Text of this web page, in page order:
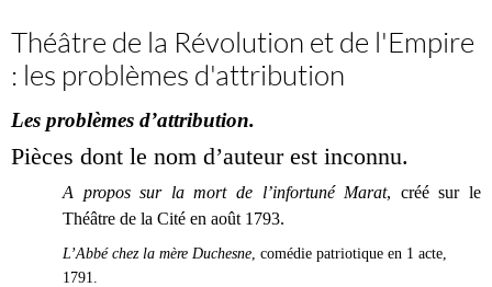
Théâtre de la Révolution et de l'Empire
: les problèmes d'attribution
Les problèmes d’attribution.
Pièces dont le nom d’auteur est inconnu.
A propos sur la mort de l’infortuné Marat, créé sur le
Théâtre de la Cité en août 1793.
L’Abbé chez la mère Duchesne, comédie patriotique en 1 acte,
1791.